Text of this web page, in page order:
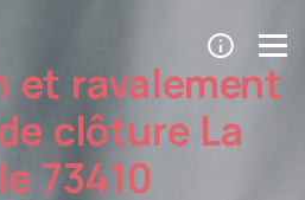
et ravalement
clôture La
73410